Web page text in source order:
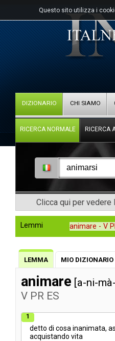
Questo sito utilizza i
DIZIONARIO CHI SIAMO
RICERCA NORMALE RICERCA
Clicca qui per vedere
Lemmi animare - V
LEMMA MIO DIZIONARIO
animare [a-ni-
V PR ES
1
detto di cosa inanimata,
acquistando vita